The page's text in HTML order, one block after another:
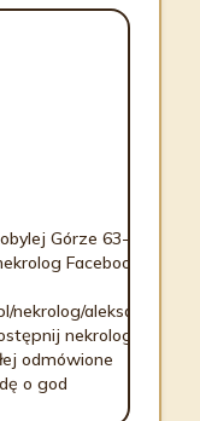
Górze 63-507
Facebook
aleksandra-
nekrolog
odmówione
o god